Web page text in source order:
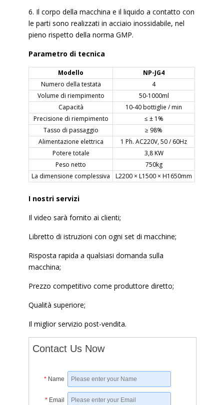
6. Il corpo della macchina e il liquido a contatto con
le parti sono realizzati in acciaio inossidabile, nel
pieno rispetto della norma GMP.
Parametro di tecnica
Modello
NP-JG4
Numero della testata
4
Volume di riempimento
50-1000ml
Capacità
10-40 bottiglie / min
Precisione di riempimento
≤ ± 1%
Tasso di passaggio
≥ 98%
Alimentazione elettrica
1 Ph. AC220V, 50 / 60Hz
Potere totale
3,8 KW
Peso netto
750kg
La dimensione complessiva
L2200 × L1500 × H1650mm
I nostri servizi
Il video sarà fornito ai clienti;
Libretto di istruzioni con ogni set di macchine;
Risposta rapida a qualsiasi domanda sulla
macchina;
Prezzo competitivo come produttore diretto;
Qualità superiore;
Il miglior servizio post-vendita.
Contact Us Now
* Name
* Email